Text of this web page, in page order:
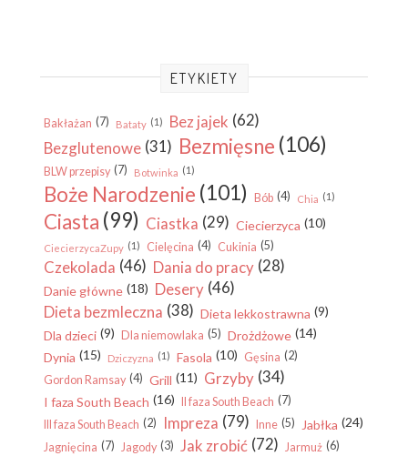
ETYKIETY
Bakłażan (7) Bataty (1) Bez jajek (62)
Bezglutenowe (31) Bezmięsne (106)
BLW przepisy (7) Botwinka (1)
Boże Narodzenie (101) Bób (4) Chia (1)
Ciasta (99) Ciastka (29) Ciecierzyca (10)
CiecierzycaZupy (1) Cielęcina (4) Cukinia (5)
Czekolada (46) Dania do pracy (28)
Danie główne (18) Desery (46)
Dieta bezmleczna (38) Dieta lekkostrawna (9)
Dla dzieci (9) Dla niemowlaka (5) Drożdżowe (14)
Dynia (15) Dziczyzna (1) Fasola (10) Gęsina (2)
Gordon Ramsay (4) Grill (11) Grzyby (34)
I faza South Beach (16) II faza South Beach (7)
III faza South Beach (2) Impreza (79) Inne (5) Jabłka (24)
Jagnięcina (7) Jagody (3) Jak zrobić (72) Jarmuż (6)